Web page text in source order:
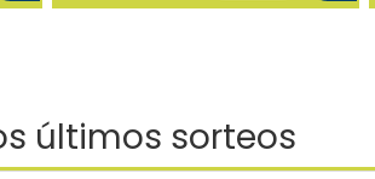
últimos sorteos